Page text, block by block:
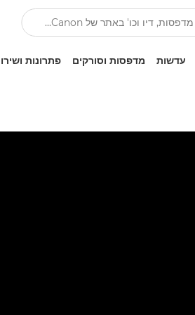
עדשות מדפסות וסורקים פתרונות